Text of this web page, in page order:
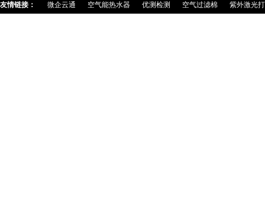
友情链接：
微企云通 空气能热水器 优测检测 空气过滤棉 紫外激光